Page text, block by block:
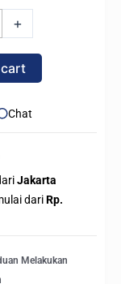
+
Chat
Jakarta
dariRp.
Melakukan